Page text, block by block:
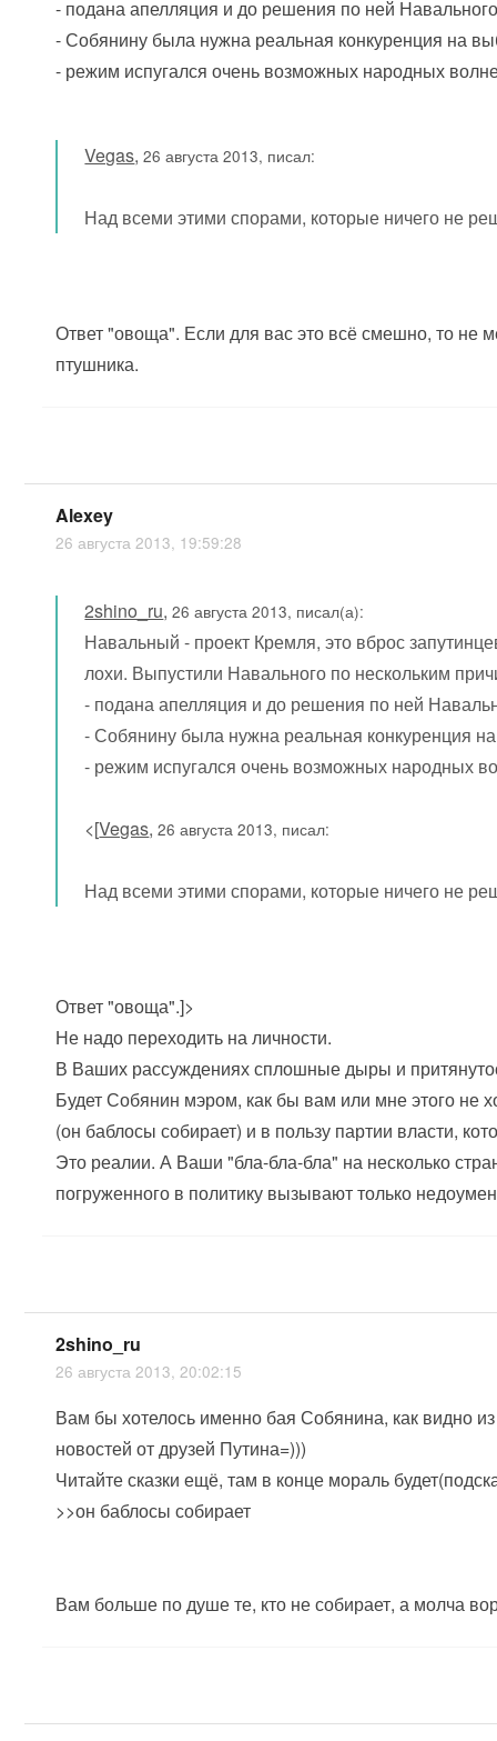
- подана апелляция и до решения по ней
- Собянину была нужна реальная конкуренция на
- режим испугался очень возможных народных
Vegas,26 августа 2013, писал:
Над всеми этими спорами, которые ничего не
Ответ "овоща". Если для вас это всё смешно, то не
птушника.
Alexey
26 августа 2013, 19:59:28
2shino_ru,26 августа 2013, писал(а):
Навальный - проект Кремля, это вброс
лохи. Выпустили Навального по нескольким
- подана апелляция и до решения по ней
- Собянину была нужна реальная конкуренция
- режим испугался очень возможных народных
<[Vegas,26 августа 2013, писал:
Над всеми этими спорами, которые ничего не
Ответ "овоща".]>
Не надо переходить на личности.
В Ваших рассуждениях сплошные дыры и
Будет Собянин мэром, как бы вам или мне этого не
(он баблосы собирает) и в пользу партии власти,
Это реалии. А Ваши "бла-бла-бла" на несколько
погруженного в политику вызывают только
2shino_ru
26 августа 2013, 20:02:15
Вам бы хотелось именно бая Собянина, как видно
новостей от друзей Путина=)))
Читайте сказки ещё, там в конце мораль
>>он баблосы собирает
Вам больше по душе те, кто не собирает, а молча